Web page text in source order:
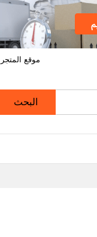
موقع المتجر
البحث